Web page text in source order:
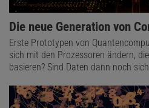
Die neue Generation von
Erste Prototypen von
sich mit den Prozessoren ändern,
basieren? Sind Daten dann noch